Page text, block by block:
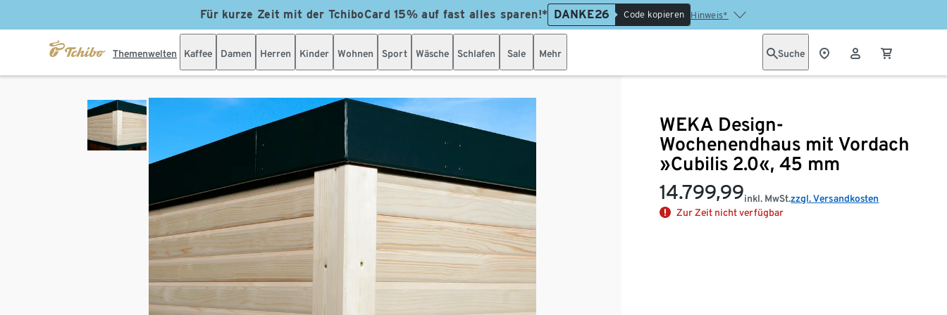
Für kurze Zeit mit der TchiboCard 15% auf fast alles sparen!* DANKE26 Code kopieren Hinweis*
Themenwelten Kaffee Damen Herren Kinder Wohnen Sport Wäsche Schlafen Sale Mehr Suche
WEKA Design-
Wochenendhaus mit Vordach
»Cubilis 2.0«, 45 mm
14.799,99inkl. MwSt.zzgl. Versandkosten
Zur Zeit nicht verfügbar